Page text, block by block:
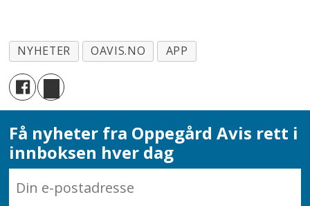
NYHETER OAVIS.NO APP
Få nyheter fra Oppegård Avis rett i
innboksen hver dag